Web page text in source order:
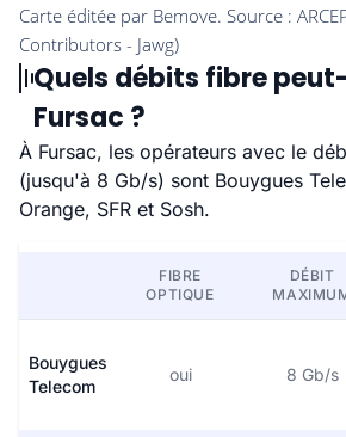
Quels débits fibre
Fursac ?
À Fursac, les opérateurs avec le
(jusqu'à 8 Gb/s) sont Bouygues
Orange, SFR et Sosh.
FIBRE
OPTIQUE
DÉBIT
Bouygues
Telecom
oui 8 Gb/s